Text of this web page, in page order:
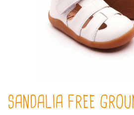
SANDALIA FREE